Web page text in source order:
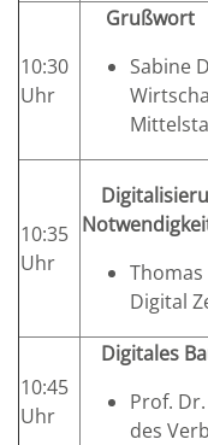
10:30
Uhr
Grußwort
Sabine
10:35
Uhr
Digital
10:45
Uhr
Digitales
Prof.
des